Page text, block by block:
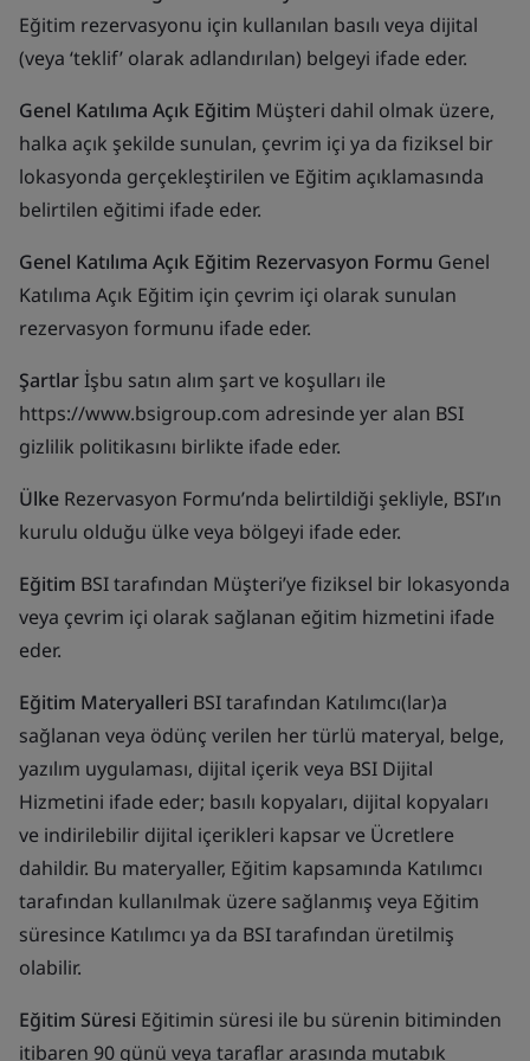
Eğitim rezervasyonu için kullanılan basılı veya dijital
(veya ‘teklif’ olarak adlandırılan) belgeyi ifade eder.
Genel Katılıma Açık Eğitim Müşteri dahil olmak üzere,
halka açık şekilde sunulan, çevrim içi ya da fiziksel bir
lokasyonda gerçekleştirilen ve Eğitim açıklamasında
belirtilen eğitimi ifade eder.
Genel Katılıma Açık Eğitim Rezervasyon Formu Genel
Katılıma Açık Eğitim için çevrim içi olarak sunulan
rezervasyon formunu ifade eder.
Şartlarİşbu satın alım şart ve koşulları ile
https://www.bsigroup.com adresinde yer alan BSI
gizlilik politikasını birlikte ifade eder.
Ülke Rezervasyon Formu’nda belirtildiği şekliyle, BSI’ın
kurulu olduğu ülke veya bölgeyi ifade eder.
Eğitim BSI tarafından Müşteri’ye fiziksel bir lokasyonda
veya çevrim içi olarak sağlanan eğitim hizmetini ifade
eder.
Eğitim Materyalleri BSI tarafından Katılımcı(lar)a
sağlanan veya ödünç verilen her türlü materyal, belge,
yazılım uygulaması, dijital içerik veya BSI Dijital
Hizmetini ifade eder; basılı kopyaları, dijital kopyaları
ve indirilebilir dijital içerikleri kapsar ve Ücretlere
dahildir. Bu materyaller, Eğitim kapsamında Katılımcı
tarafından kullanılmak üzere sağlanmış veya Eğitim
süresince Katılımcı ya da BSI tarafından üretilmiş
olabilir.
Eğitim Süresi Eğitimin süresi ile bu sürenin bitiminden
itibaren 90 günü veya taraflar arasında mutabık